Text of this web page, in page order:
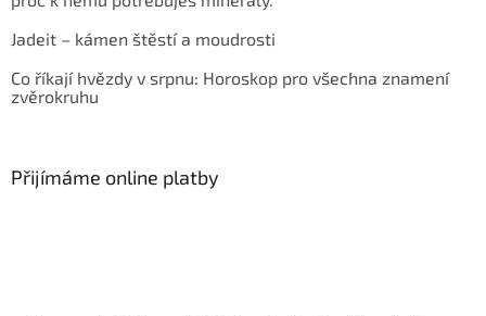
Jadeit – kámen štěstí a moudrosti
Co říkají hvězdy v srpnu: Horoskop pro všechna znamení
zvěrokruhu
Přijímáme online platby